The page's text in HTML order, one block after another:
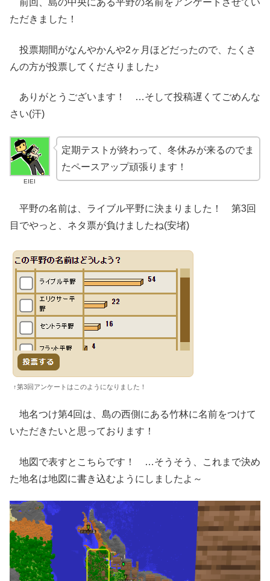
前回、島の中央にある平野の名前をアンケートさせてい
ただきました！
投票期間がなんやかんや2ヶ月ほどだったので、たくさ
んの方が投票してくださりました♪
ありがとうございます！ …そして投稿遅くてごめんな
さい(汗)
EIEI
定期テストが終わって、冬休みが来るのでま
たペースアップ頑張ります！
平野の名前は、ライブル平野に決まりました！ 第3回
目でやっと、ネタ票が負けましたね(安堵)
↑第3回アンケートはこのようになりました！
地名つけ第4回は、島の西側にある竹林に名前をつけて
いただきたいと思っております！
地図で表すとこちらです！ …そうそう、これまで決め
た地名は地図に書き込むようにしましたよ～